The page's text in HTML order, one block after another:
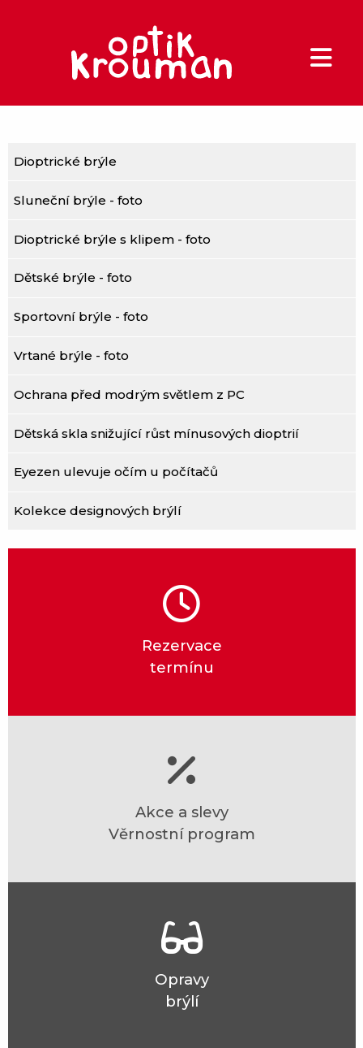
Dioptrické brýle
Sluneční brýle - foto
Dioptrické brýle s klipem - foto
Dětské brýle - foto
Sportovní brýle - foto
Vrtané brýle - foto
Ochrana před modrým světlem z PC
Dětská skla snižující růst mínusových dioptrií
Eyezen ulevuje očím u počítačů
Kolekce designových brýlí
Rezervace
termínu
Akce a slevy
Věrnostní program
Opravy
brýlí